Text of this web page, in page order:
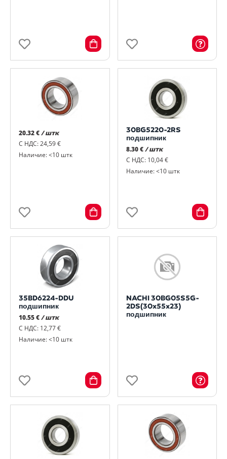
20.32 €/ штк
С НДС: 24,59 €
Наличие: <10 штк
30BG5220-2RS
подшипник
8.30 € / штк
С НДС: 10,04 €
Наличие: <10 штк
35BD6224-DDU
подшипник
10.55 €/ штк
С НДС: 12,77 €
Наличие: <10 штк
NACHI 30BG05S5G-
2DS(30x55x23)
подшипник